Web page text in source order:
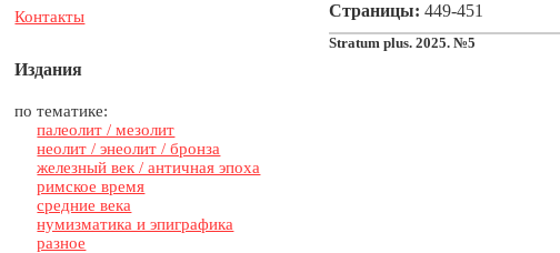
Контакты
Издания
по тематике:
палеолит / мезолит
неолит / энеолит / бронза
железный век / античная эпоха
римское время
средние века
нумизматика и эпиграфика
разное
Страницы: 449-451
Stratum plus. 2025. №5